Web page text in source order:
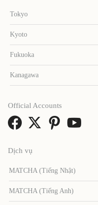
Tokyo
Kyoto
Fukuoka
Kanagawa
Dịch vụ
MATCHA (Tiếng Nhật)
MATCHA (Tiếng Anh)
Official Accounts